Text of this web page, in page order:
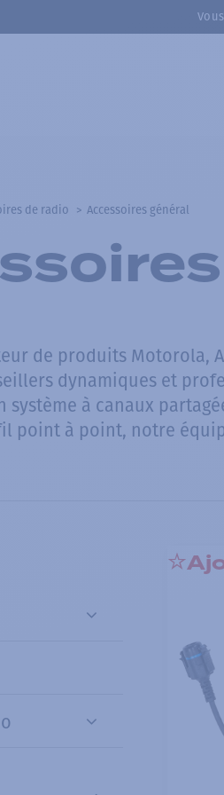
de radio Accessoires général
de produits Motorola,
dynamiques et
à canaux
point à point, notre